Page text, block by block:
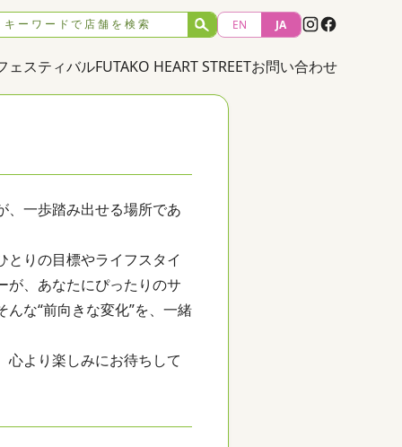
for: SearchEN JA
ェスティバルFUTAKO HEART STREETお問い合わせ
、一歩踏み出せる場所であ
りの目標やライフスタイ
が、あなたにぴったりのサ
な“前向きな変化”を、一緒
心より楽しみにお待ちして